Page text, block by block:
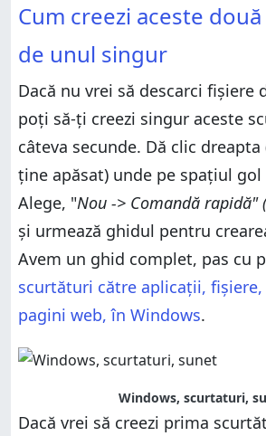
Cum creezi aceste
de unul singur
Dacă nu vrei să descarci fișiere
poți să-ți creezi singur aceste
câteva secunde. Dă clic dreapta
ține apăsat) unde pe spațiul
Alege, "Nou -> Comandă rapidă"
și urmează ghidul pentru
Avem un ghid complet, pas cu
scurtături către aplicații,
pagini web, în Windows.
Windows, scurtaturi,
Dacă vrei să creezi prima